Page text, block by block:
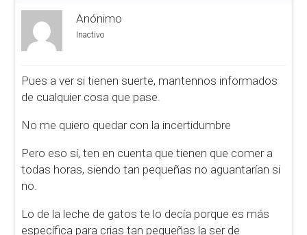
Anónimo
Inactivo
Pues a ver si tienen suerte, mantennos informados
de cualquier cosa que pase.
No me quiero quedar con la incertidumbre
Pero eso sí, ten en cuenta que tienen que comer a
todas horas, siendo tan pequeñas no aguantarían si
no.
Lo de la leche de gatos te lo decía porque es más
específica para crias tan pequeñas la ser de